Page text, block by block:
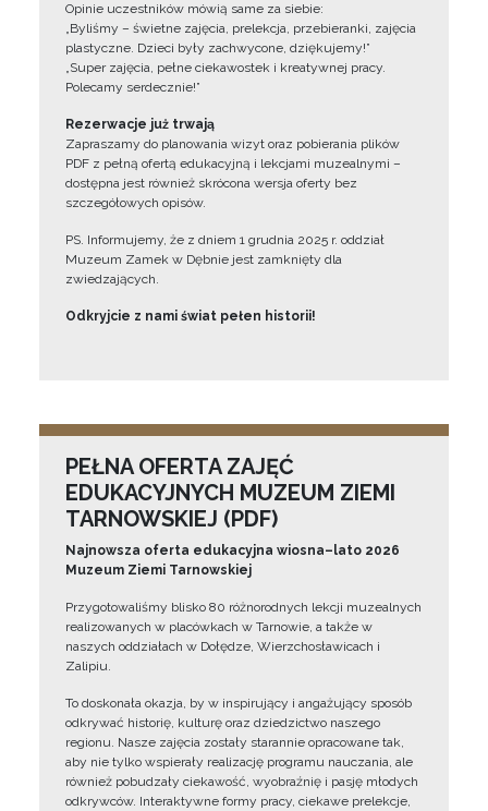
Opinie uczestników mówią same za siebie:
„Byliśmy – świetne zajęcia, prelekcja, przebieranki, zajęcia
plastyczne. Dzieci były zachwycone, dziękujemy!”
„Super zajęcia, pełne ciekawostek i kreatywnej pracy.
Polecamy serdecznie!”
Rezerwacje już trwają
Zapraszamy do planowania wizyt oraz pobierania plików
PDF z pełną ofertą edukacyjną i lekcjami muzealnymi –
dostępna jest również skrócona wersja oferty bez
szczegółowych opisów.
PS. Informujemy, że z dniem 1 grudnia 2025 r. oddział
Muzeum Zamek w Dębnie jest zamknięty dla
zwiedzających.
Odkryjcie z nami świat pełen historii!
PEŁNA OFERTA ZAJĘĆ
EDUKACYJNYCH MUZEUM ZIEMI
TARNOWSKIEJ (PDF)
Najnowsza oferta edukacyjna wiosna–lato 2026
Muzeum Ziemi Tarnowskiej
Przygotowaliśmy blisko 80 różnorodnych lekcji muzealnych
realizowanych w placówkach w Tarnowie, a także w
naszych oddziałach w Dołędze, Wierzchosławicach i
Zalipiu.
To doskonała okazja, by w inspirujący i angażujący sposób
odkrywać historię, kulturę oraz dziedzictwo naszego
regionu. Nasze zajęcia zostały starannie opracowane tak,
aby nie tylko wspierały realizację programu nauczania, ale
również pobudzały ciekawość, wyobraźnię i pasję młodych
odkrywców. Interaktywne formy pracy, ciekawe prelekcje,